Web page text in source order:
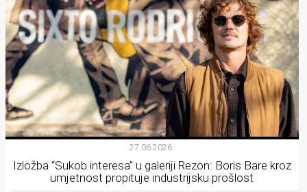
27.06.2026.
Izložba “Sukob interesa” u galeriji Rezon: Boris Bare kroz
umjetnost propituje industrijsku prošlost